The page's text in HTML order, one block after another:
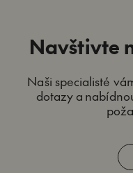
Navštivte
Naši specialisté
dotazy a